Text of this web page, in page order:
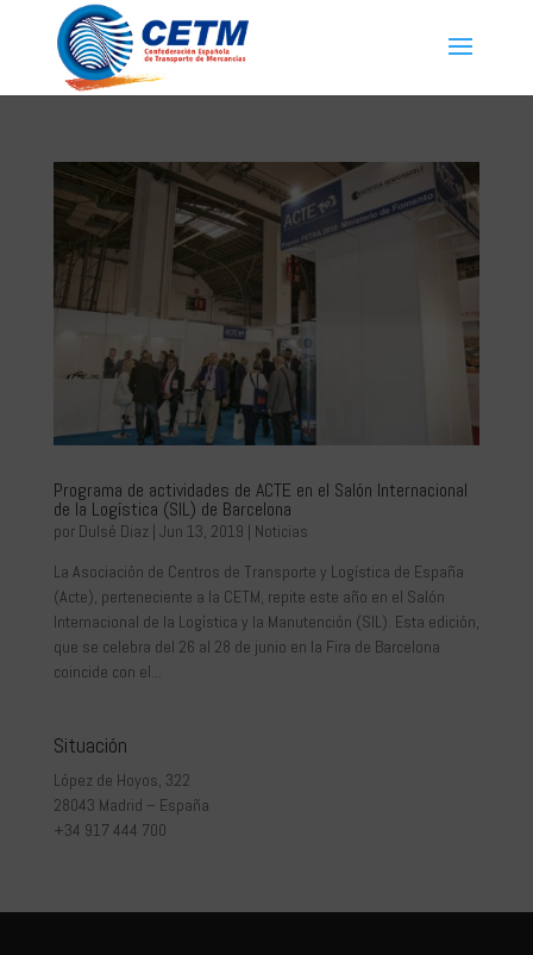
Programa de actividades de ACTE en el Salón Internacional
de la Logística (SIL) de Barcelona
por Dulsé Diaz | Jun 13, 2019 | Noticias
La Asociación de Centros de Transporte y Logística de España
(Acte), perteneciente a la CETM, repite este año en el Salón
Internacional de la Logística y la Manutención (SIL). Esta edición,
que se celebra del 26 al 28 de junio en la Fira de Barcelona
coincide con el...
Situación
López de Hoyos, 322
28043 Madrid – España
+34 917 444 700